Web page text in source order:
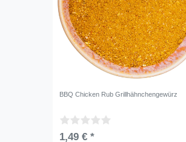
BBQ Chicken Rub Grillhähnchengewürz
1,49 € *